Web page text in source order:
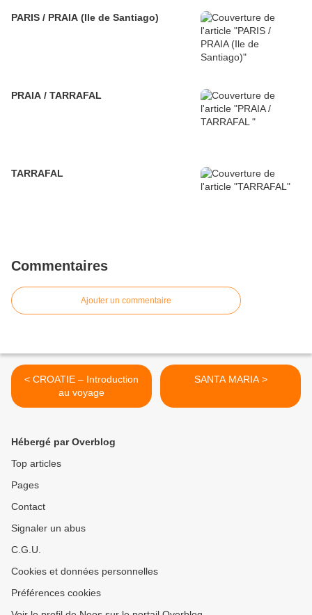
PARIS / PRAIA (Ile de Santiago)
PRAIA / TARRAFAL
TARRAFAL
Commentaires
Ajouter un commentaire
< CROATIE – Introduction
au voyage
SANTA MARIA >
Hébergé par Overblog
Top articles
Pages
Contact
Signaler un abus
C.G.U.
Cookies et données personnelles
Préférences cookies